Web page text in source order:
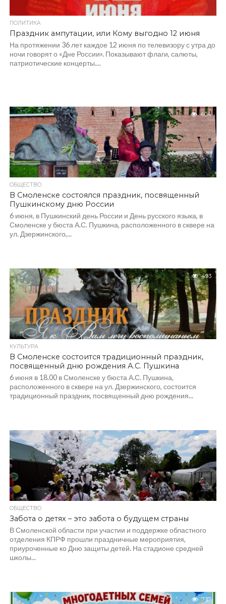
ПОЛИТИКА
Праздник ампутации, или Кому выгодно 12 июня
На протяжении 36 лет каждое 12 июня по телевизору с утра до
ночи говорят о «Дне России». Показывают флаги, салюты,
патриотические концерты....
404
ОБЩЕСТВО
В Смоленске состоялся праздник, посвященный
Пушкинскому дню России
6 июня, в Пушкинский день России и День русского языка, в
Смоленске у бюста А.С. Пушкина, расположенного в сквере на
ул. Дзержинского,...
493
КУЛЬТУРА
В Смоленске состоится традиционный праздник,
посвященный дню рождения А.С. Пушкина
6 июня в 18.00 в Смоленске у бюста А.С. Пушкина,
расположенного в сквере на ул. Дзержинского, состоится
традиционный праздник, посвященный дню рождения...
517
ОБЩЕСТВО
Забота о детях – это забота о будущем страны
В Смоленской области при участии и поддержке областного
отделения КПРФ прошли праздничные мероприятия,
приуроченные ко Дню защиты детей. На стадионе средней
школы...
737